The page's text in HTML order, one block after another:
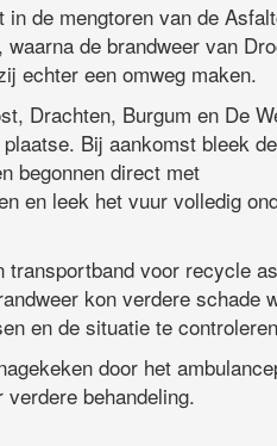
de mengtoren van de
de brandweer van
echter een omweg maken.
Drachten, Burgum en De
Bij aankomst bleek
begonnen direct met
en leek het vuur volledig
transportband voor recycle
kon verdere schade
en de situatie te
door het
behandeling.